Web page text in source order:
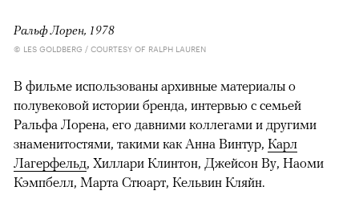
Ральф Лорен, 1978
© LES GOLDBERG / COURTESY OF RALPH LAUREN
В фильме использованы архивные материалы о
полувековой истории бренда, интервью с семьей
Ральфа Лорена, его давними коллегами и другими
знаменитостями, такими как Анна Винтур, Карл
Лагерфельд, Хиллари Клинтон, Джейсон Ву, Наоми
Кэмпбелл, Марта Стюарт, Кельвин Кляйн.